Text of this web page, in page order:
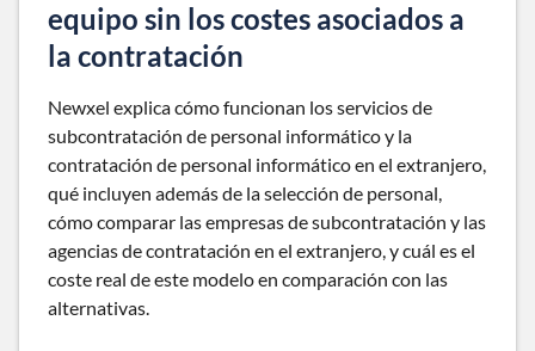
equipo sin los costes asociados a
la contratación
Newxel explica cómo funcionan los servicios de
subcontratación de personal informático y la
contratación de personal informático en el extranjero,
qué incluyen además de la selección de personal,
cómo comparar las empresas de subcontratación y las
agencias de contratación en el extranjero, y cuál es el
coste real de este modelo en comparación con las
alternativas.